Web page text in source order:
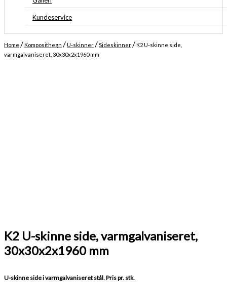
Kundeservice
Home /Komposithegn /U-skinner /Sideskinner /K2 U-skinne side,
varmgalvaniseret, 30x30x2x1960 mm
K2 U-skinne side, varmgalvaniseret,
30x30x2x1960 mm
U-skinne side i varmgalvaniseret stål. Pris pr. stk.